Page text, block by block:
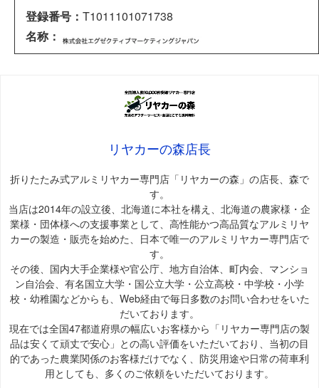
登録番号： T1011101071738
名称：
リヤカーの森店長
折りたたみ式アルミリヤカー専門店「リヤカーの森」の店長、森で
す。
当店は2014年の設立後、北海道に本社を構え、北海道の農家様・企
業様・団体様への支援事業として、高性能かつ高品質なアルミリヤ
カーの製造・販売を始めた、日本で唯一のアルミリヤカー専門店で
す。
その後、国内大手企業様や官公庁、地方自治体、町内会、マンショ
ン自治会、有名国立大学・国公立大学・公立高校・中学校・小学
校・幼稚園などからも、Web経由で毎日多数のお問い合わせをいた
だいております。
現在では全国47都道府県の幅広いお客様から「リヤカー専門店の製
品は安くて頑丈で安心」との高い評価をいただいており、当初の目
的であった農業関係のお客様だけでなく、防災用途や日常の荷車利
用としても、多くのご依頼をいただいております。